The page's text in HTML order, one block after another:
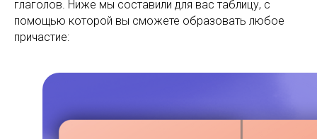
глаголов. Ниже мы составили для вас таблицу, с
помощью которой вы сможете образовать любое
причастие: